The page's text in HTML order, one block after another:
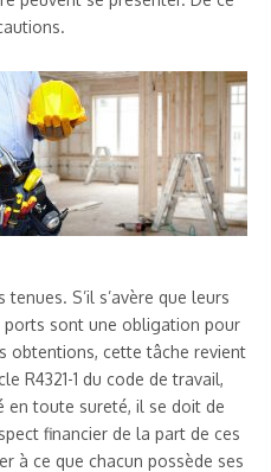
S’il s’avère que leurs
ports sont une obligation pour
obtentions, cette tâche revient
R4321-1 du code de travail,
toute sureté, il se doit de
financier de la part de ces
à ce que chacun possède ses